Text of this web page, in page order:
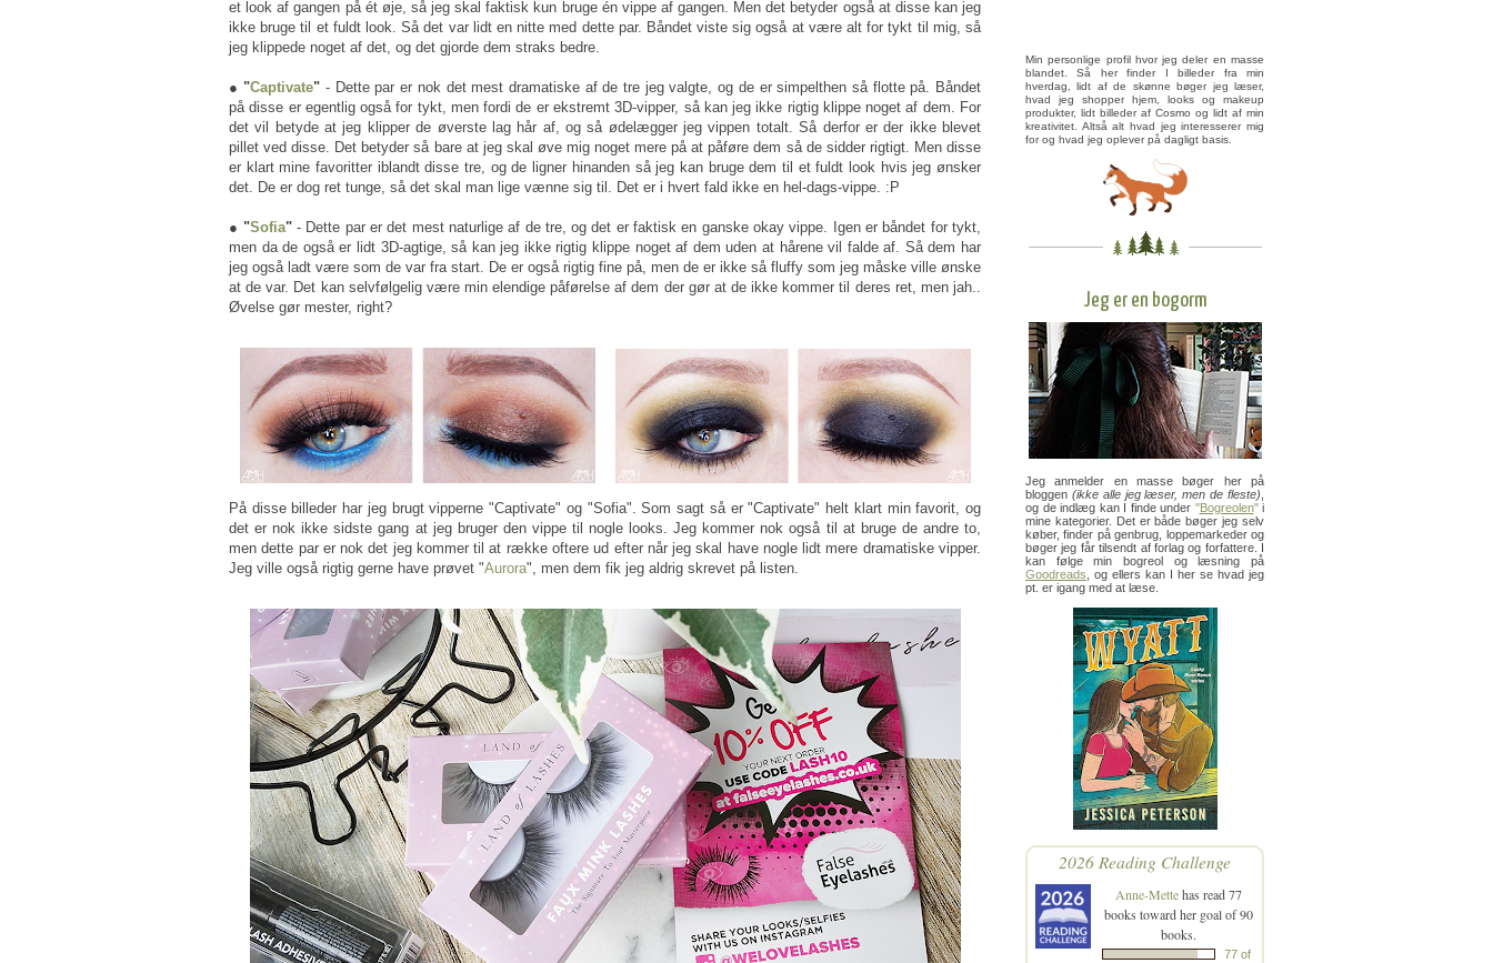
et look af gangen på ét øje, så jeg skal faktisk kun bruge én vippe af gangen. Men det betyder også at disse kan jeg
ikke bruge til et fuldt look. Så det var lidt en nitte med dette par. Båndet viste sig også at være alt for tykt til mig, så
jeg klippede noget af det, og det gjorde dem straks bedre.
● "Captivate" - Dette par er nok det mest dramatiske af de tre jeg valgte, og de er simpelthen så flotte på. Båndet
på disse er egentlig også for tykt, men fordi de er ekstremt 3D-vipper, så kan jeg ikke rigtig klippe noget af dem. For
det vil betyde at jeg klipper de øverste lag hår af, og så ødelægger jeg vippen totalt. Så derfor er der ikke blevet
pillet ved disse. Det betyder så bare at jeg skal øve mig noget mere på at påføre dem så de sidder rigtigt. Men disse
er klart mine favoritter iblandt disse tre, og de ligner hinanden så jeg kan bruge dem til et fuldt look hvis jeg ønsker
det. De er dog ret tunge, så det skal man lige vænne sig til. Det er i hvert fald ikke en hel-dags-vippe. :P
● "Sofia"- Dette par er det mest naturlige af de tre, og det er faktisk en ganske okay vippe. Igen er båndet for tykt,
men da de også er lidt 3D-agtige, så kan jeg ikke rigtig klippe noget af dem uden at hårene vil falde af. Så dem har
jeg også ladt være som de var fra start. De er også rigtig fine på, men de er ikke så fluffy som jeg måske ville ønske
at de var. Det kan selvfølgelig være min elendige påførelse af dem der gør at de ikke kommer til deres ret, men jah..
Øvelse gør mester, right?
På disse billeder har jeg brugt vipperne "Captivate" og "Sofia". Som sagt så er "Captivate" helt klart min favorit, og
det er nok ikke sidste gang at jeg bruger den vippe til nogle looks. Jeg kommer nok også til at bruge de andre to,
men dette par er nok det jeg kommer til at række oftere ud efter når jeg skal have nogle lidt mere dramatiske vipper.
Jeg ville også rigtig gerne have prøvet "Aurora", men dem fik jeg aldrig skrevet på listen.
Min personlige profil hvor jeg deler en masse
blandet. Så her finder I billeder fra min
hverdag, lidt af de skønne bøger jeg læser,
hvad jeg shopper hjem, looks og makeup
produkter, lidt billeder af Cosmo og lidt af min
kreativitet. Altså alt hvad jeg interesserer mig
for og hvad jeg oplever på dagligt basis.
Jeg er en bogorm
Jeg anmelder en masse bøger her på
bloggen (ikke alle jeg læser, men de fleste)
og de indlæg kan I finde under "Bogreolen"i
mine kategorier. Det er både bøger jeg selv
køber, finder på genbrug, loppemarkeder og
bøger jeg får tilsendt af forlag og forfattere. I
kan følge min bogreol og læsning på
Goodreads , og ellers kan I her se hvad jeg
pt. er igang med at læse.
2026 Reading Challenge
Anne-Mettehas read 77
books toward her goal of 90
books.
77 of